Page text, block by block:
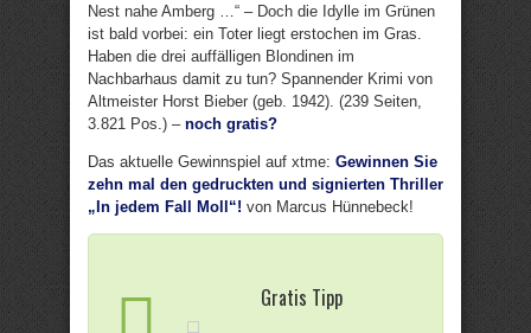
Nest nahe Amberg …“ – Doch die Idylle im Grünen
ist bald vorbei: ein Toter liegt erstochen im Gras.
Haben die drei auffälligen Blondinen im
Nachbarhaus damit zu tun? Spannender Krimi von
Altmeister Horst Bieber (geb. 1942). (239 Seiten,
3.821 Pos.) – noch gratis?
Das aktuelle Gewinnspiel auf xtme: Gewinnen Sie
zehn mal den gedruckten und signierten Thriller
„In jedem Fall Moll“! von Marcus Hünnebeck!
Gratis Tipp